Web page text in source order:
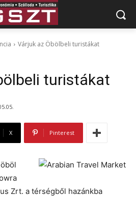
Várjuk az Öbölbeli turistákat
turistákat
X Pinterest
Zrt. a térségből hazánkba